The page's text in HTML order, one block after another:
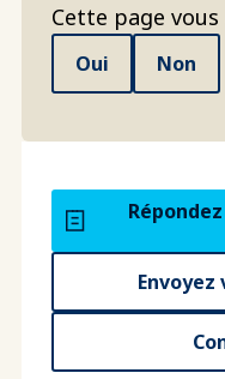
Cette page
Oui Non